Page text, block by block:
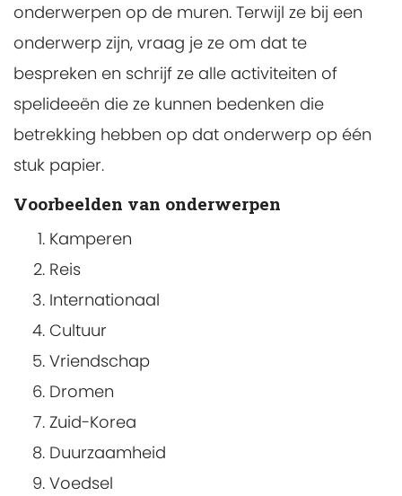
onderwerpen op de muren. Terwijl ze bij een
onderwerp zijn, vraag je ze om dat te
bespreken en schrijf ze alle activiteiten of
spelideeën die ze kunnen bedenken die
betrekking hebben op dat onderwerp op één
stuk papier.
Voorbeelden van onderwerpen
Kamperen
Reis
Internationaal
Cultuur
Vriendschap
Dromen
Zuid-Korea
Duurzaamheid
Voedsel